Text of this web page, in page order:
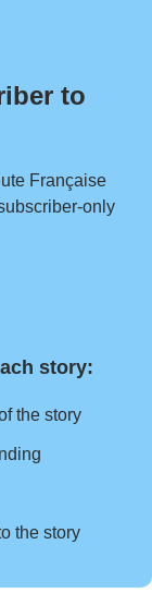
to
Française
only
story:
the story
the story